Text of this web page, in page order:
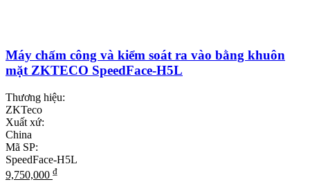
Máy chấm công và kiểm soát ra vào bằng khuôn
mặt ZKTECO SpeedFace-H5L
Thương hiệu:
ZKTeco
Xuất xứ:
China
Mã SP:
SpeedFace-H5L
9,750,000 ₫